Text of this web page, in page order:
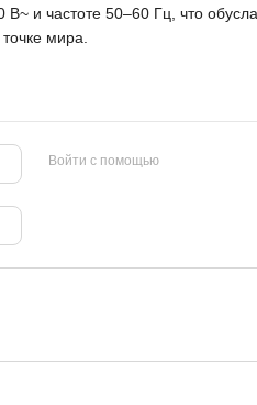
и частоте 50–60 Гц, что
мира.
Войти с помощью